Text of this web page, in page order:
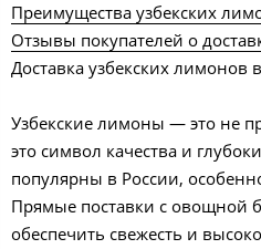
Преимущества узбекских
Отзывы покупателей о
Доставка узбекских лимонов
Узбекские лимоны — это не
это символ качества и
популярны в России,
Прямые поставки с овощной
обеспечить свежесть и